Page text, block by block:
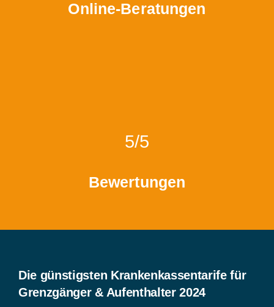
Online-Beratungen
5/5
Bewertungen
Die günstigsten Krankenkassentarife für
Grenzgänger & Aufenthalter 2024